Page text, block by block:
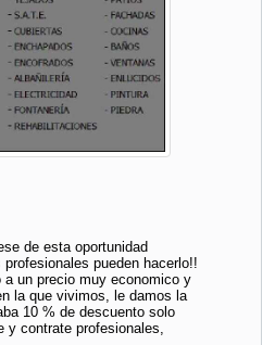
de esta oportunidad
pueden hacerlo!!
a un precio muy economico y
la que vivimos, le damos la
10 % de descuento solo
contrate profesionales,